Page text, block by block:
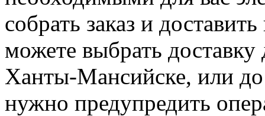
собрать заказ и
можете выбрать
Ханты-Мансийске, или
нужно предупредить